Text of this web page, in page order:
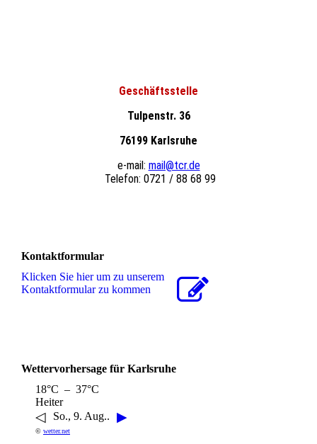
Geschäftsstelle
Tulpenstr. 36
76199 Karlsruhe
e-mail: mail@tcr.de
Telefon: 0721 / 88 68 99
Kontaktformular
Klicken Sie hier um zu unserem
Kon­takt­for­mu­lar zu kommen
Wettervorhersage für Karlsruhe
18°C – 37°C
Heiter
◁ So., 9. Aug.. ▶
© wetter.net